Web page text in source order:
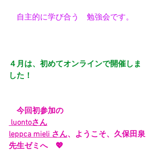
自主的に学び合う　勉強会です。
４月は、初めてオンラインで開催しま
した！
今回初参加の
luontoさん
leppca mieli さん、ようこそ、久保田泉
先生ゼミへ　💖